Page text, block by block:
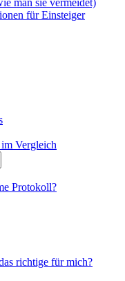
man sie vermeidet)
für Einsteiger
Vergleich
Protokoll?
richtige für mich?